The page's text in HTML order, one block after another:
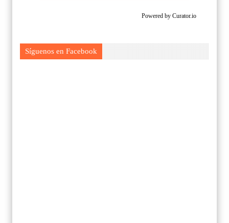
Powered by Curator.io
Síguenos en Facebook